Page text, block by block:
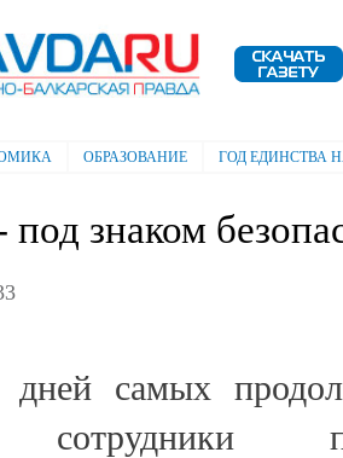
ОБРАЗОВАНИЕ ГОД ЕДИНСТВА
знаком
самых
сотрудники